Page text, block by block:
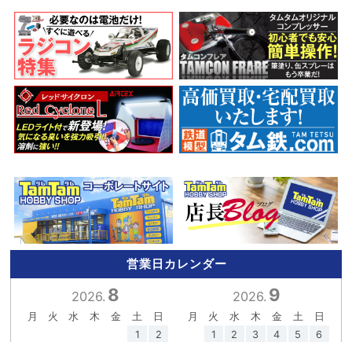
営業日カレンダー
2026. 8
月 火 水 木 金 土
日
1
2
2026. 9
月 火 水 木 金 土
日
1
2 3 4 5
6